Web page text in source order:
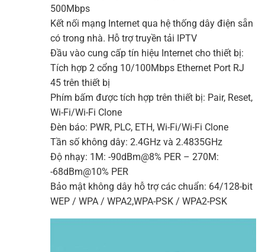
500Mbps
Kết nối mạng Internet qua hệ thống dây điện sẵn
có trong nhà. Hỗ trợ truyền tải IPTV
Đầu vào cung cấp tín hiệu Internet cho thiết bị:
Tích hợp 2 cổng 10/100Mbps Ethernet Port RJ
45 trên thiết bị
Phím bấm được tích hợp trên thiết bị: Pair, Reset,
Wi-Fi/Wi-Fi Clone
Đèn báo: PWR, PLC, ETH, Wi-Fi/Wi-Fi Clone
Tần số không dây: 2.4GHz và 2.4835GHz
Độ nhạy: 1M: -90dBm@8% PER – 270M:
-68dBm@10% PER
Bảo mật không dây hỗ trợ các chuẩn: 64/128-bit
WEP / WPA / WPA2,WPA-PSK / WPA2-PSK